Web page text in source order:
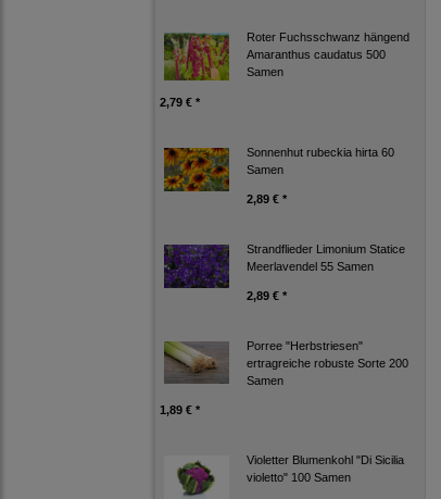
Roter Fuchsschwanz hängend
Amaranthus caudatus 500
Samen
2,79 € *
Sonnenhut rubeckia hirta 60
Samen
2,89 € *
Strandflieder Limonium Statice
Meerlavendel 55 Samen
2,89 € *
Porree "Herbstriesen"
ertragreiche robuste Sorte 200
Samen
1,89 € *
Violetter Blumenkohl "Di Sicilia
violetto" 100 Samen